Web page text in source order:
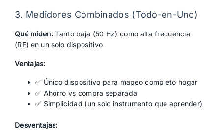
3. Medidores Combinados (Todo-en-Uno)
Qué miden: Tanto baja (50 Hz) como alta frecuencia
(RF) en un solo dispositivo
Ventajas:
✅ Único dispositivo para mapeo completo hogar
✅ Ahorro vs compra separada
✅ Simplicidad (un solo instrumento que aprender)
Desventajas: